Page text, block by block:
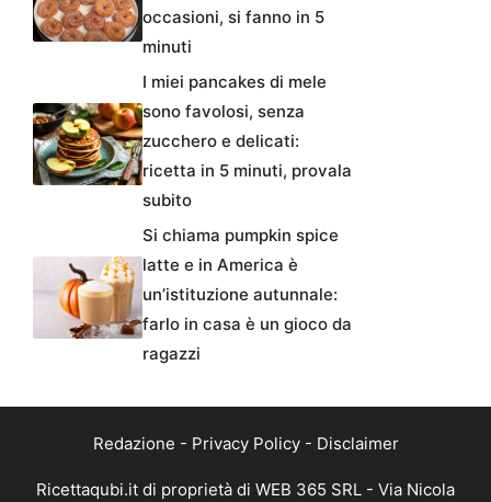
occasioni, si fanno in 5
minuti
I miei pancakes di mele
sono favolosi, senza
zucchero e delicati:
ricetta in 5 minuti, provala
subito
Si chiama pumpkin spice
latte e in America è
un’istituzione autunnale:
farlo in casa è un gioco da
ragazzi
Redazione - Privacy Policy- Disclaimer
Ricettaqubi.it di proprietà di WEB 365 SRL - Via Nicola